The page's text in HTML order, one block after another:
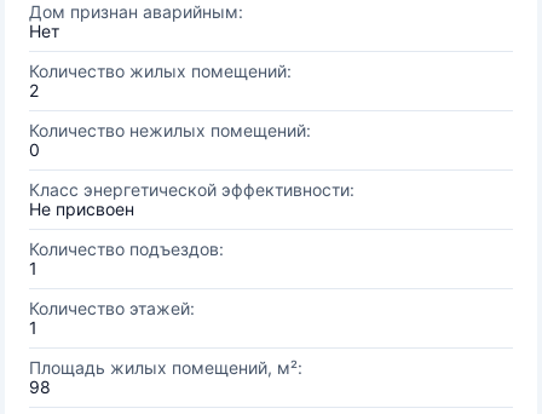
Дом признан аварийным:
Нет
Количество жилых помещений:
2
Количество нежилых помещений:
0
Класс энергетической эффективности:
Не присвоен
Количество подъездов:
1
Количество этажей:
1
Площадь жилых помещений, м²:
98